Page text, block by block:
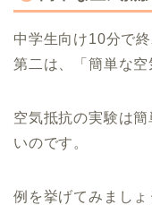
中学生向け10分で
第二は、「簡単な空
空気抵抗の実験は
いのです。
例を挙げてみましょ